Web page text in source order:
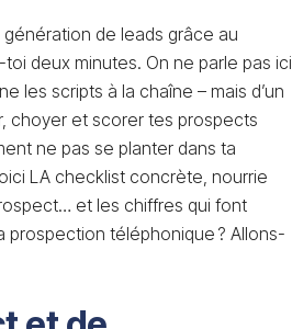
de leads grâce au
deux minutes. On ne parle pas ici
les scripts à la chaîne – mais d’un
choyer et scorer tes prospects
ne pas se planter dans ta
LA checklist concrète, nourrie
et les chiffres qui font
téléphonique ? Allons-